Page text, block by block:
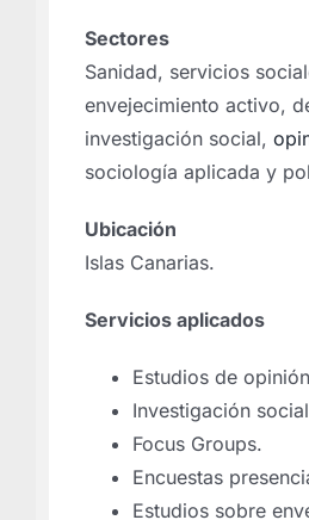
Sectores
Sanidad, servicios
envejecimiento activo,
investigación social,
sociología aplicada y
Ubicación
Islas Canarias.
Servicios aplicados
Estudios de
Investigación
Focus Groups.
Encuestas
Estudios sobre